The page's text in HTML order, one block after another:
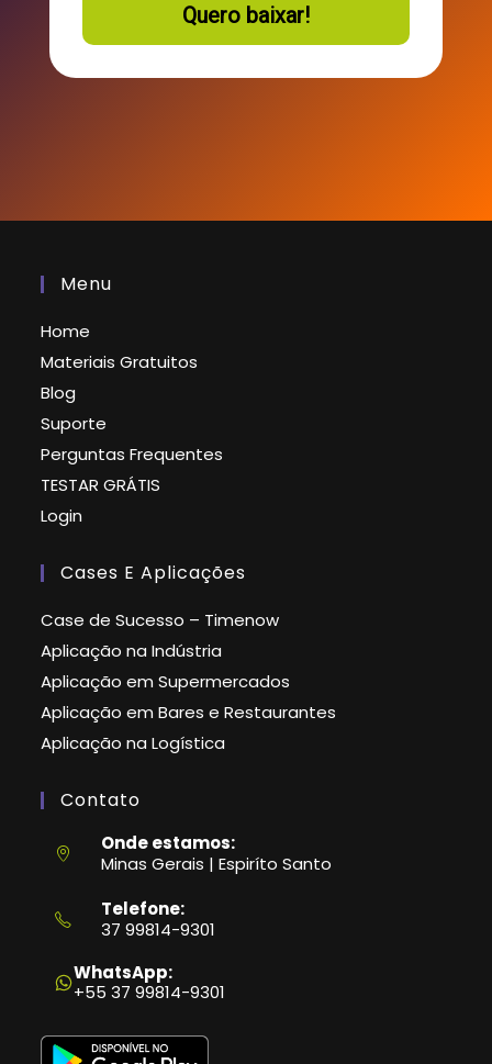
Quero baixar!
Menu
Home
Materiais Gratuitos
Blog
Suporte
Perguntas Frequentes
TESTAR GRÁTIS
Login
Cases E Aplicações
Case de Sucesso – Timenow
Aplicação na Indústria
Aplicação em Supermercados
Aplicação em Bares e Restaurantes
Aplicação na Logística
Contato
Onde estamos:
Minas Gerais | Espiríto Santo
Telefone:
37 99814-9301
em
seu
aplicativo
WhatsApp:
+55 37 99814-9301